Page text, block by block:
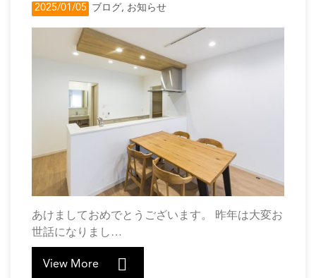
2025/01/05 ブログ, お知らせ
あけましておめでとうございます。 昨年は大変お
世話になりまし…
View More